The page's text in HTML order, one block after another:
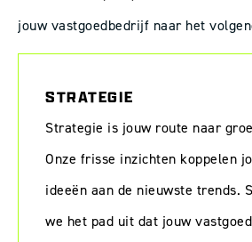
jouw vastgoedbedrijf naar het
STRATEGIE
Strategie is jouw route naar
Onze frisse inzichten koppelen
ideeën aan de nieuwste trends.
we het pad uit dat jouw